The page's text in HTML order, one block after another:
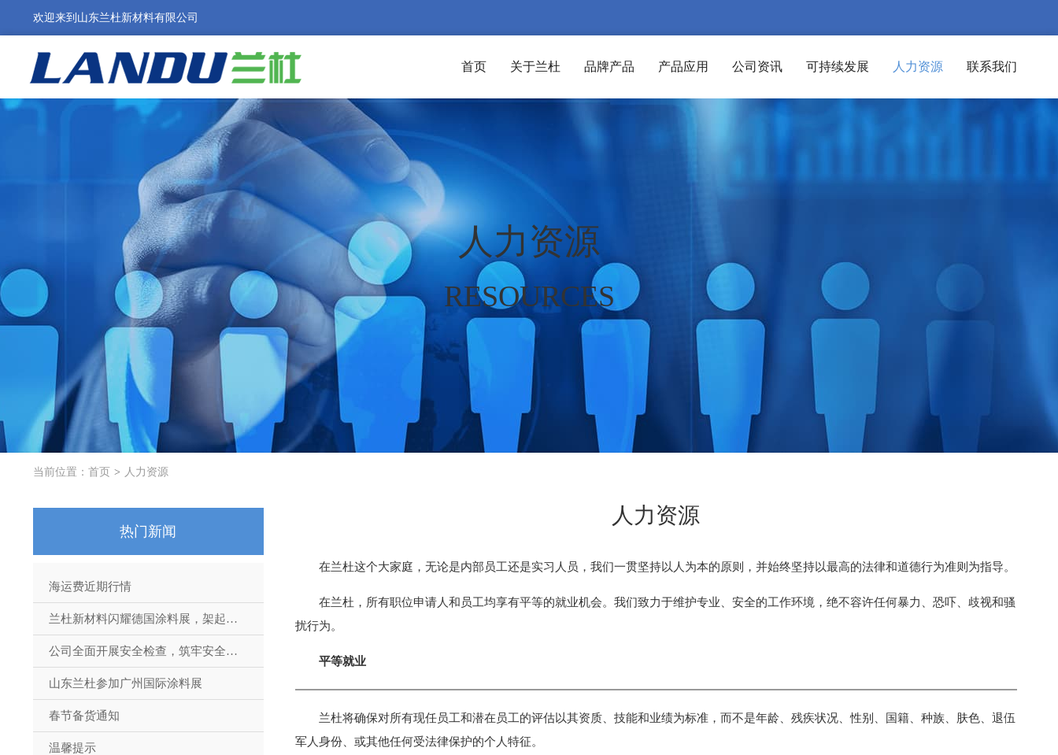
欢迎来到山东兰杜新材料有限公司
首页 关于兰杜 品牌产品 产品应用 公司资讯 可持续发展 人力资源 联系我们
人力资源
RESOURCES
当前位置： 首页 人力资源
人力资源
在兰杜这个大家庭，无论是内部员工还是实习人员，我们一贯坚持以人为本的原则，并始终坚持以最高的法律和道德行为准则为指导。
在兰杜，所有职位申请人和员工均享有平等的就业机会。我们致力于维护专业、安全的工作环境，绝不容许任何暴力、恐吓、歧视和骚
扰行为。
平等就业
兰杜将确保对所有现任员工和潜在员工的评估以其资质、技能和业绩为标准，而不是年龄、残疾状况、性别、国籍、种族、肤色、退伍
军人身份、或其他任何受法律保护的个人特征。
热门新闻
海运费近期行情
兰杜新材料闪耀德国涂料展，架起国际交流桥梁
公司全面开展安全检查，筑牢安全生产防线
山东兰杜参加广州国际涂料展
春节备货通知
温馨提示